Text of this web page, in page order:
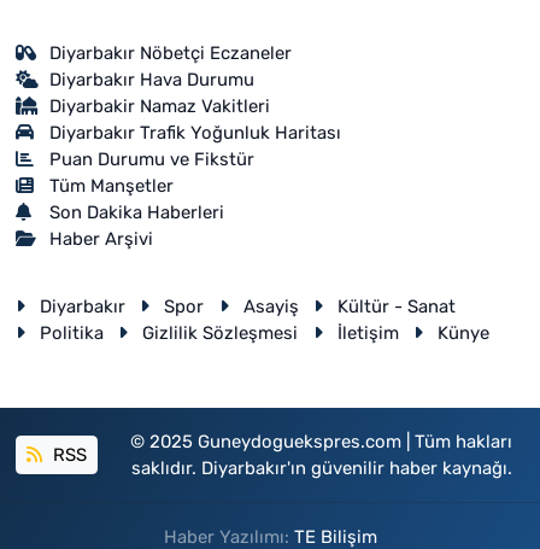
Diyarbakır Nöbetçi Eczaneler
Diyarbakır Hava Durumu
Diyarbakir Namaz Vakitleri
Diyarbakır Trafik Yoğunluk Haritası
Puan Durumu ve Fikstür
Tüm Manşetler
Son Dakika Haberleri
Haber Arşivi
Diyarbakır Spor Asayiş
Kültür - Sanat
Politika
Gizlilik Sözleşmesi İletişim Künye
RSS
© 2025 Guneydoguekspres.com | Tüm hakları
saklıdır. Diyarbakır'ın güvenilir haber kaynağı.
Haber Yazılımı: TE Bilişim